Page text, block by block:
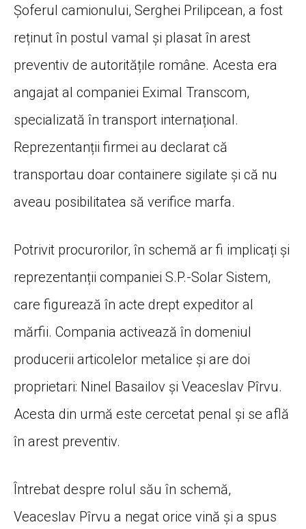
Șoferul camionului, Serghei Prilipcean, a fost
reținut în postul vamal și plasat în arest
preventiv de autoritățile române. Acesta era
angajat al companiei Eximal Transcom,
specializată în transport internațional.
Reprezentanții firmei au declarat că
transportau doar containere sigilate și că nu
aveau posibilitatea să verifice marfa.
Potrivit procurorilor, în schemă ar fi implicați și
reprezentanții companiei S.P.-Solar Sistem,
care figurează în acte drept expeditor al
mărfii. Compania activează în domeniul
producerii articolelor metalice și are doi
proprietari: Ninel Basailov și Veaceslav Pîrvu.
Acesta din urmă este cercetat penal și se află
în arest preventiv.
Întrebat despre rolul său în schemă,
Veaceslav Pîrvu a negat orice vină și a spus